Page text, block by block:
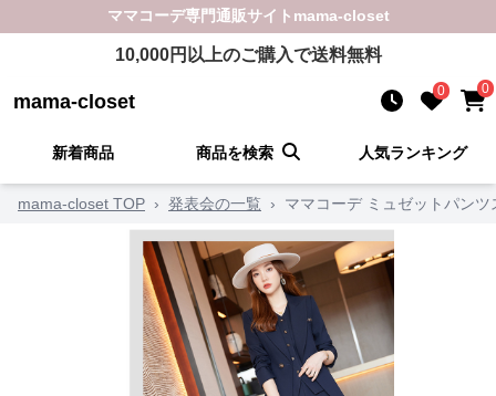
ママコーデ専門通販サイト mama-closet
10,000円以上のご購入で送料無料
mama-closet 0 0
新着商品 商品を検索 人気ランキング
mama-closet TOP › 発表会の一覧 › ママコーデ ミュゼットパンツ